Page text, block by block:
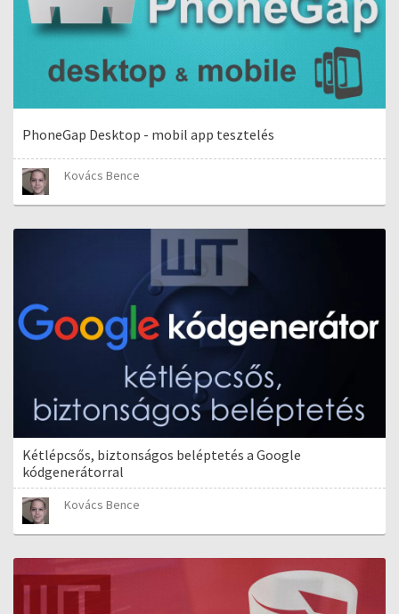
PhoneGap Desktop - mobil app tesztelés
Kovács Bence
Kétlépcsős, biztonságos beléptetés a Google
kódgenerátorral
Kovács Bence